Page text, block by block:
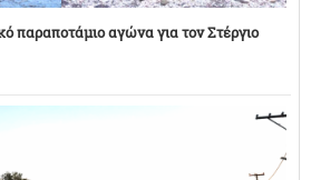
παραποτάμιο αγώνα για τον Στέργιο